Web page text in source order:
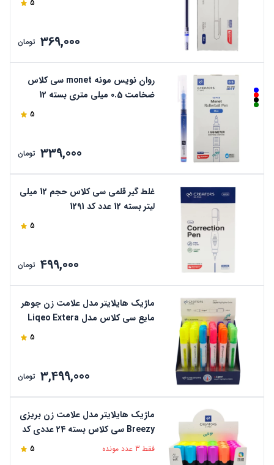
5
369,000 تومان
روان نویس مونه monet سی کلاس
ضخامت 0.5 میلی متری بسته 12
5
339,000 تومان
غلط گیر قلمی سی کلاس حجم 12 میلی
لیتر بسته 12 عدد کد 1291
5
499,000 تومان
ماژیک هایلایتر مدل علامت زن جوهر
مایع سی کلاس مدل Liqeo Extera
5
3,499,000 تومان
ماژیک هایلایتر مدل علامت زن بریزی
Breezy سی کلاس بسته 24 عددی کد
CCBRHF
فقط 3 عدد مونده 5